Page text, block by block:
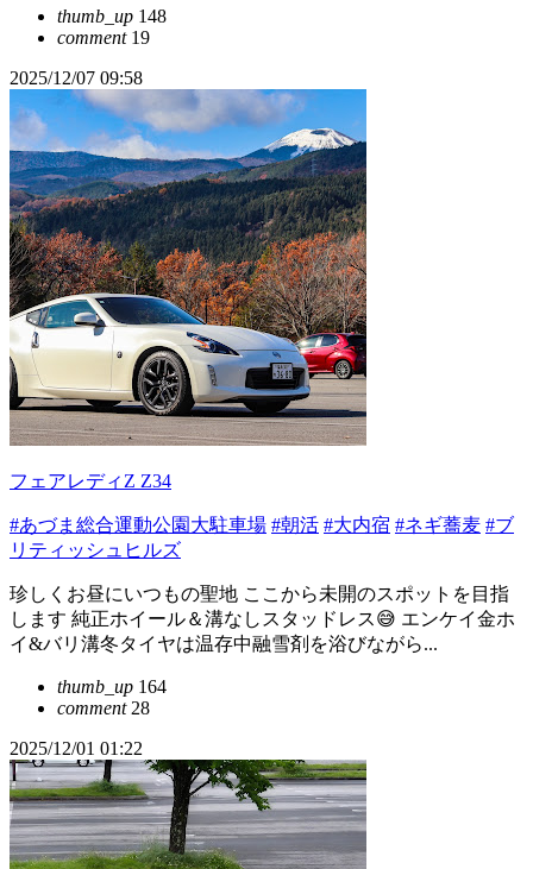
thumb_up 148
comment19
2025/12/07 09:58
フェアレディZ Z34
#あづま総合運動公園大駐車場 #朝活 #大内宿 #ネギ蕎麦 #ブ
リティッシュヒルズ
珍しくお昼にいつもの聖地 ここから未開のスポットを目指
します 純正ホイール＆溝なしスタッドレス😅 エンケイ金ホ
イ&バリ溝冬タイヤは温存中融雪剤を浴びながら...
thumb_up 164
comment28
2025/12/01 01:22